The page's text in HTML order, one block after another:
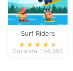
Surf Riders
Suzaista: 194,993